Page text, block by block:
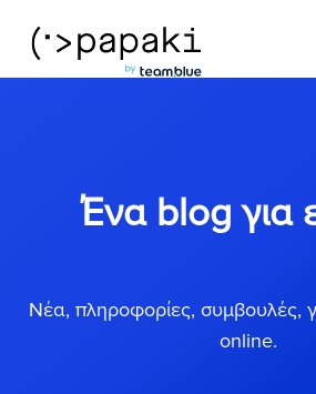
Ένα blog για
Νέα, πληροφορίες, συμβουλές,
online.